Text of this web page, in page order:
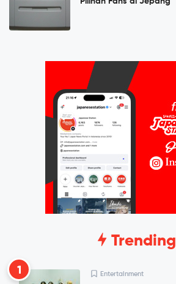
Trending
1 Entertainment